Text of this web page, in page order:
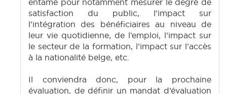
entamé pour notamment mesurer le degré de
satisfaction du public, l’impact sur
l’intégration des bénéficiaires au niveau de
leur vie quotidienne, de l’emploi, l’impact sur
le secteur de la formation, l’impact sur l’accès
à la nationalité belge, etc.
Il conviendra donc, pour la prochaine
évaluation, de définir un mandat d’évaluation